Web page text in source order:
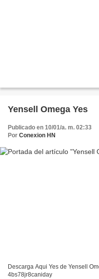
Yensell Omega Yes
Publicado en 10/01/a. m. 02:33
Por Conexion HN
Descarga Aqui Yes de Yensell
4bs78jr8caniday